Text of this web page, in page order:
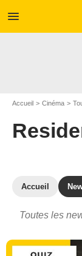
menu
Accueil Cinéma
Accueil
Toutes les